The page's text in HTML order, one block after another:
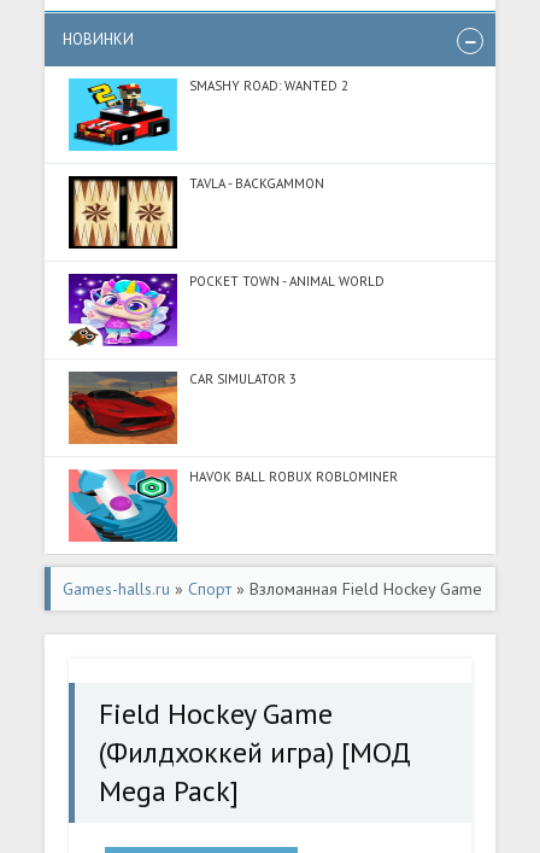
НОВИНКИ
SMASHY ROAD: WANTED 2
TAVLA - BACKGAMMON
POCKET TOWN - ANIMAL WORLD
CAR SIMULATOR 3
HAVOK BALL ROBUX ROBLOMINER
Games-halls.ru » Спорт» Взломанная Field Hockey Game
(Филдхоккей игра) [МОД Mega Pack] - полная версия
Field Hockey Game
(Филдхоккей игра) [МОД
Mega Pack]